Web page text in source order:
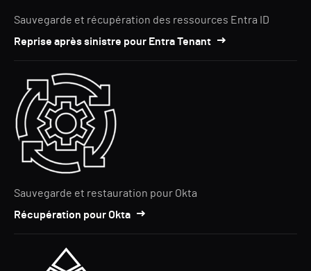
Sauvegarde et récupération des ressources Entra ID
Reprise après sinistre pour Entra Tenant
Sauvegarde et restauration pour Okta
Récupération pour Okta